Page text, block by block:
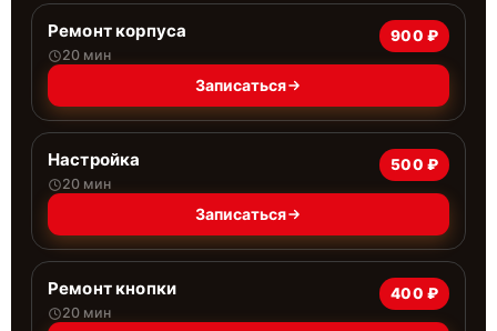
Ремонт корпуса
20 мин
900 ₽
Записаться
Настройка
20 мин
500 ₽
Записаться
Ремонт кнопки
20 мин
400 ₽